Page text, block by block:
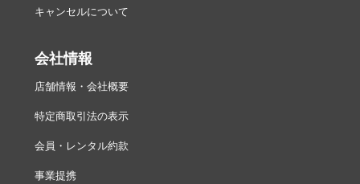
キャンセルについて
会社情報
店舗情報・会社概要
特定商取引法の表示
会員・レンタル約款
事業提携